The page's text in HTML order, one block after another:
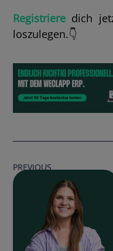
Registriere dich
loszulegen.👇
PREVIOUS